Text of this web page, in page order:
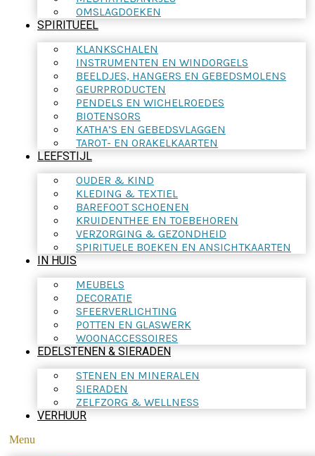
OMSLAGDOEKEN
SPIRITUEEL
KLANKSCHALEN
INSTRUMENTEN EN WINDORGELS
BEELDJES, HANGERS EN GEBEDSMOLENS
GEURPRODUCTEN
PENDELS EN WICHELROEDES
BIOTENSORS
KATHA’S EN GEBEDSVLAGGEN
TAROT- EN ORAKELKAARTEN
LEEFSTIJL
OUDER & KIND
KLEDING & TEXTIEL
BAREFOOT SCHOENEN
KRUIDENTHEE EN TOEBEHOREN
VERZORGING & GEZONDHEID
SPIRITUELE BOEKEN EN ANSICHTKAARTEN
IN HUIS
MEUBELS
DECORATIE
SFEERVERLICHTING
POTTEN EN GLASWERK
WOONACCESSOIRES
EDELSTENEN & SIERADEN
STENEN EN MINERALEN
SIERADEN
ZELFZORG & WELLNESS
VERHUUR
Menu